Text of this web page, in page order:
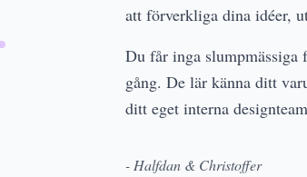
att förverkliga dina idéer,
Du får inga slumpmässiga
gång. De lär känna ditt
ditt eget interna
- Halfdan & Christoffer